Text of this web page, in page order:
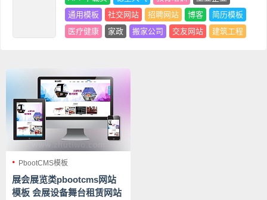
通用模板
社交网站 招聘网站 博客
简历模板
医疗健康
家政 搬家公司 交友网站 建筑工程
PbootCMS模板
展会展览类pbootcms网站
模板 会展设备舞台租赁网站